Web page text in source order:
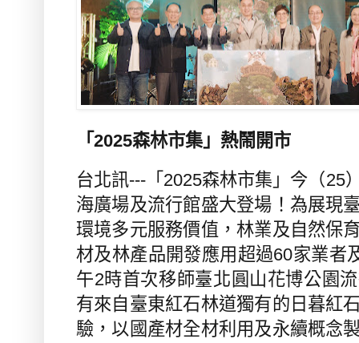
「2025森林市集」熱鬧開市
台北訊--- 「 2025森林市集」今（25
海廣場及流行館盛大登場！為展現
環境多元服務價值，林業及自然保
材及林產品開發應用超過60家業者
午2時首次移師臺北圓山花博公園
有來自臺東紅石林道獨有的日暮紅
驗，以國產材全材利用及永續概念